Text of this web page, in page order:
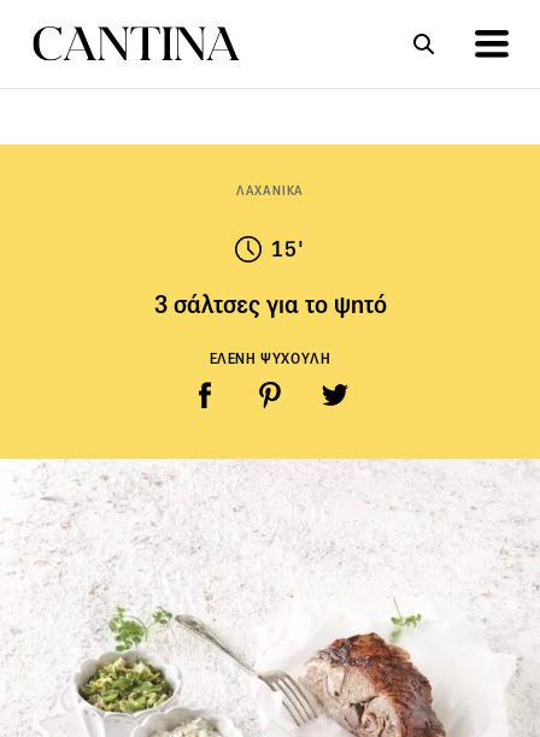
ΛΑΧΑΝΙΚΑ
15'
3 σάλτσες για το ψητό
ΕΛΕΝΗ ΨΥΧΟΥΛΗ